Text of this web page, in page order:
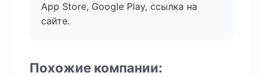
App Store, Google Play, ссылка на
сайте.
Похожие компании: